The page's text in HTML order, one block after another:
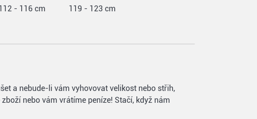
- 116 cm 119 - 123 cm
a nebude-li vám vyhovovat velikost nebo střih,
nebo vám vrátíme peníze! Stačí, když nám